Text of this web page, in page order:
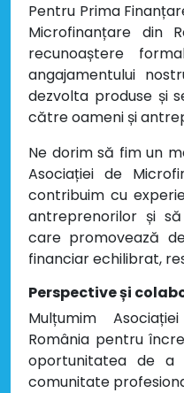
Pentru Prima
Microfinanțare din
recunoaștere
angajamentului
dezvolta produse și
către oameni și
Ne dorim să fim un
Asociației de
contribuim cu
antreprenorilor și
care promovează
financiar echilibrat,
Perspective și
Mulțumim
România pentru
oportunitatea de
comunitate